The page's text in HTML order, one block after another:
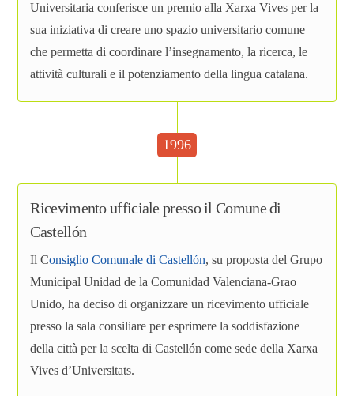
Universitaria conferisce un premio alla Xarxa Vives per la
sua iniziativa di creare uno spazio universitario comune
che permetta di coordinare l’insegnamento, la ricerca, le
attività culturali e il potenziamento della lingua catalana.
1996
Ricevimento ufficiale presso il Comune di
Castellón
Il Consiglio Comunale di Castellón, su proposta del Grupo
Municipal Unidad de la Comunidad Valenciana-Grao
Unido, ha deciso di organizzare un ricevimento ufficiale
presso la sala consiliare per esprimere la soddisfazione
della città per la scelta di Castellón come sede della Xarxa
Vives d’Universitats.